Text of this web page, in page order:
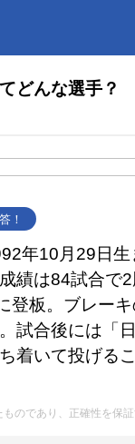
どんな選手？
！
年10月29日
績は84試合で
登板。ブレー
試合後には「
着いて投げる
のであり、正確性を保